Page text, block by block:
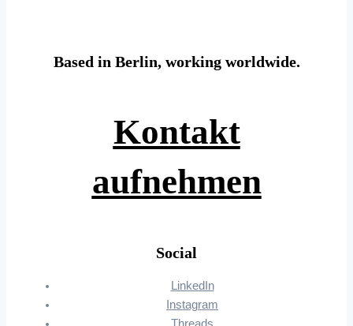
Based in Berlin, working worldwide.
Kontakt
aufnehmen
Social
LinkedIn
Instagram
Threads